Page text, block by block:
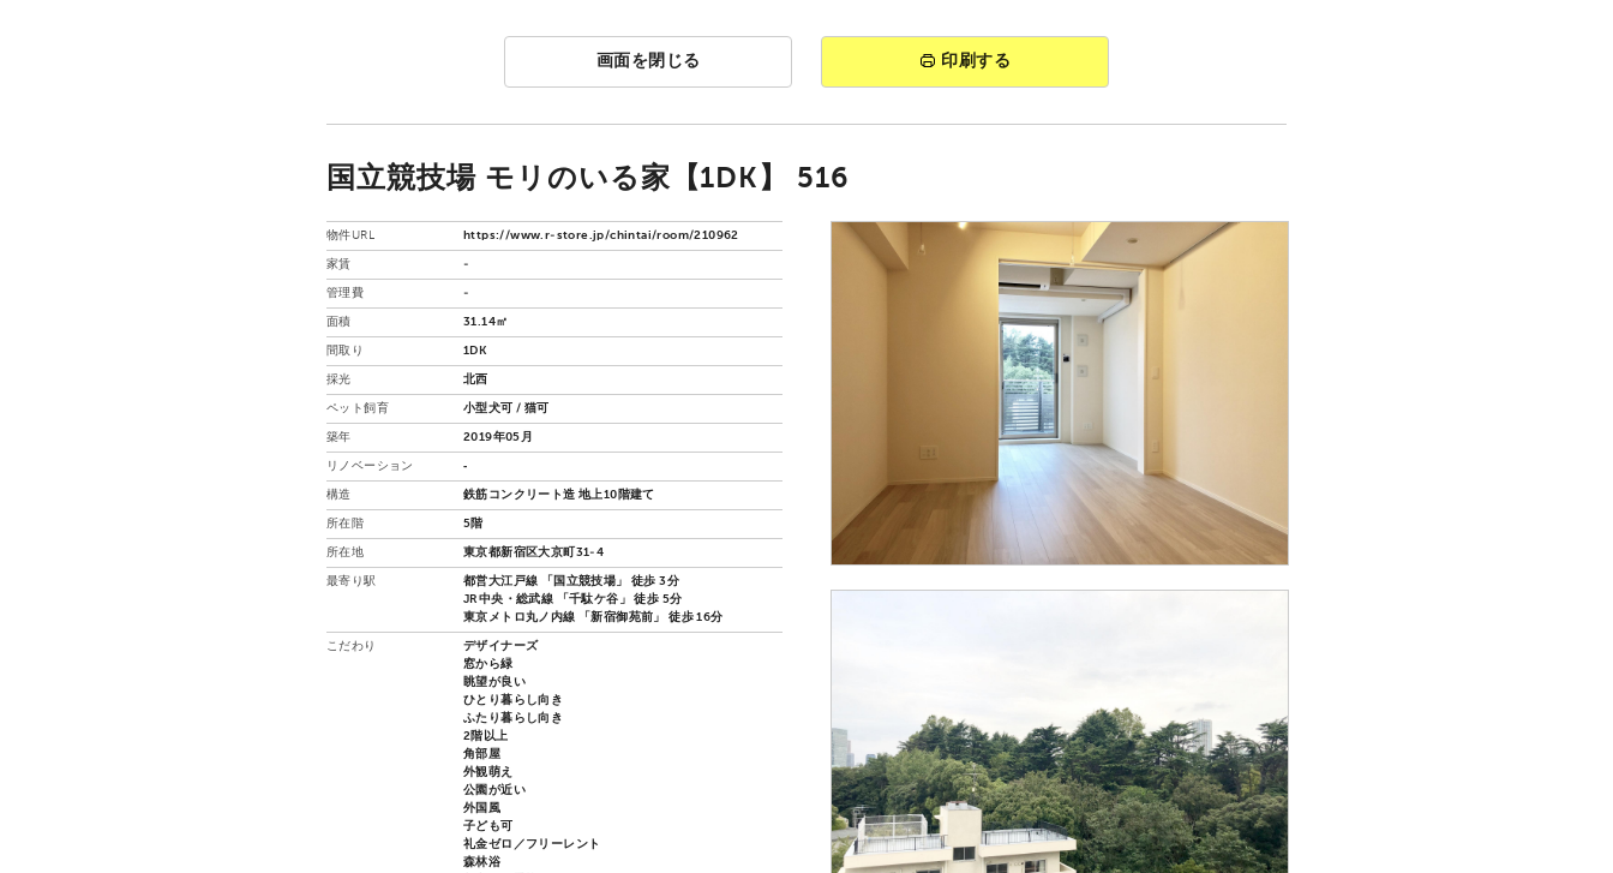
画面を閉じる 印刷する
国立競技場 モリのいる家【1DK】 516
物件URL https://www.r-store.jp/chintai/room/210962
家賃 -
管理費 -
面積 31.14㎡
間取り 1DK
採光 北西
ペット飼育 小型犬可 / 猫可
築年 2019年05月
リノベーション ‐
構造 鉄筋コンクリート造 地上10階建て
所在階 5階
所在地 東京都新宿区大京町31-4
最寄り駅
都営大江戸線 「国立競技場」 徒歩 3分
JR中央・総武線 「千駄ケ谷」 徒歩 5分
東京メトロ丸ノ内線 「新宿御苑前」 徒歩 16分
こだわり
デザイナーズ
窓から緑
眺望が良い
ひとり暮らし向き
ふたり暮らし向き
2階以上
角部屋
外観萌え
公園が近い
外国風
子ども可
礼金ゼロ／フリーレント
森林浴